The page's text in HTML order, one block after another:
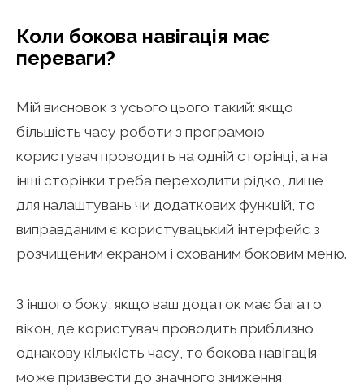
Коли бокова навігація має
переваги?
Мій висновок з усього цього такий: якщо
більшість часу роботи з програмою
користувач проводить на одній сторінці, а на
інші сторінки треба переходити рідко, лише
для налаштувань чи додаткових функцій, то
виправданим є користувацький інтерфейс з
розчищеним екраном і схованим боковим меню.
З іншого боку, якщо ваш додаток має багато
вікон, де користувач проводить приблизно
однакову кількість часу, то бокова навігація
може призвести до значного зниження